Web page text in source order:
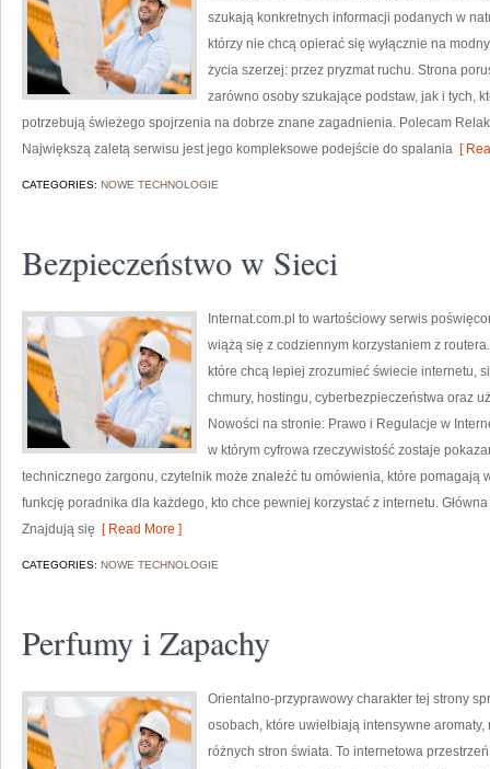
szukają konkretnych informacji podanych w
którzy nie chcą opierać się wyłącznie na
życia szerzej: przez pryzmat ruchu. Strona
zarówno osoby szukające podstaw, jak i tych,
potrzebują świeżego spojrzenia na dobrze znane zagadnienia. Polecam
Największą zaletą serwisu jest jego kompleksowe podejście do spalania [
CATEGORIES: NOWE TECHNOLOGIE
Bezpieczeństwo w Sieci
Internat.com.pl to wartościowy serwis
wiążą się z codziennym korzystaniem z
które chcą lepiej zrozumieć świecie internetu,
chmury, hostingu, cyberbezpieczeństwa oraz
Nowości na stronie: Prawo i Regulacje w
w którym cyfrowa rzeczywistość zostaje
technicznego żargonu, czytelnik może znaleźć tu omówienia, które pomagają
funkcję poradnika dla każdego, kto chce pewniej korzystać z internetu.
Znajdują się [ Read More ]
CATEGORIES: NOWE TECHNOLOGIE
Perfumy i Zapachy
Orientalno-przyprawowy charakter tej strony
osobach, które uwielbiają intensywne
różnych stron świata. To internetowa